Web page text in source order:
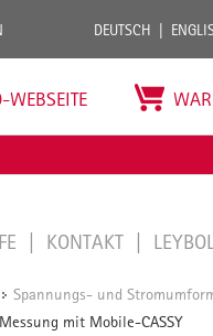
DEUTSCH
WEBSEITE
KONTAKT
/ Spannungs- und
mit Mobile-CASSY